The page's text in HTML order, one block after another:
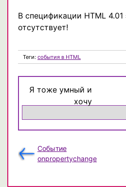
В спецификации HTML
отсутствует!
Теги: события в HTML
Я тоже умный и
хочу
Событие
onpropertychange